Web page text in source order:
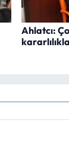
Ahlatcı: